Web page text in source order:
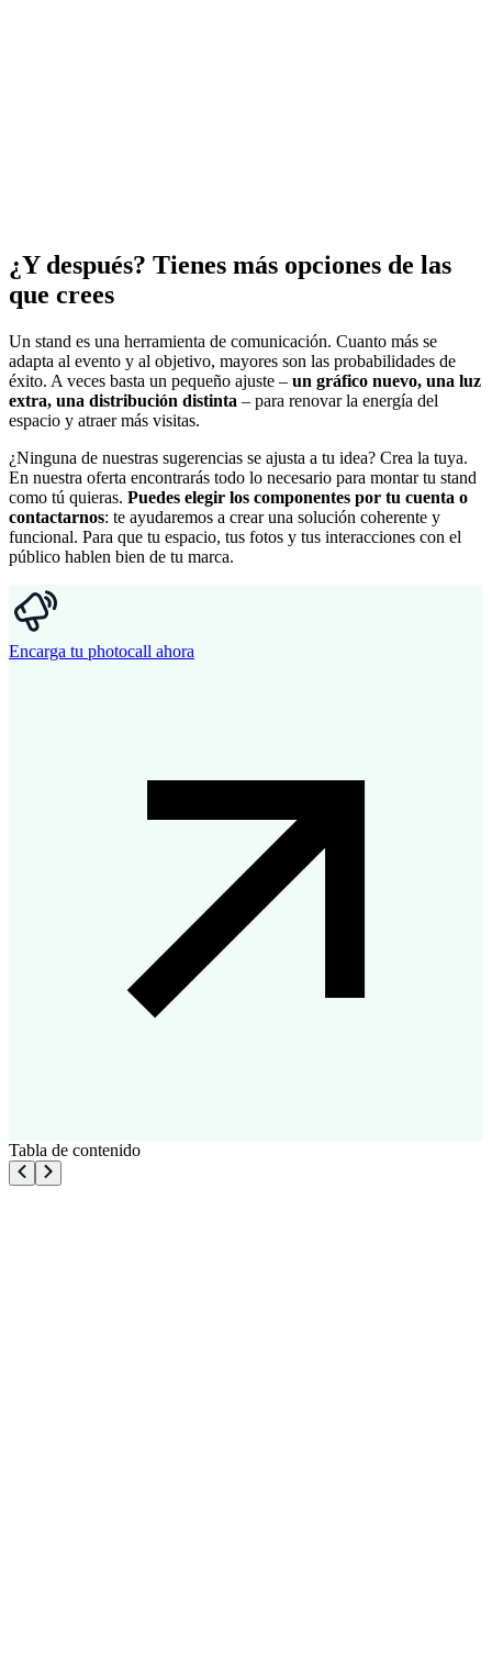
¿Y después? Tienes más opciones de las
que crees
Un stand es una herramienta de comunicación. Cuanto más se
adapta al evento y al objetivo, mayores son las probabilidades de
éxito. A veces basta un pequeño ajuste – un gráfico nuevo, una luz
extra, una distribución distinta – para renovar la energía del
espacio y atraer más visitas.
¿Ninguna de nuestras sugerencias se ajusta a tu idea? Crea la tuya.
En nuestra oferta encontrarás todo lo necesario para montar tu stand
como tú quieras. Puedes elegir los componentes por tu cuenta o
contactarnos: te ayudaremos a crear una solución coherente y
funcional. Para que tu espacio, tus fotos y tus interacciones con el
público hablen bien de tu marca.
Encarga tu photocall ahora
Tabla de contenido